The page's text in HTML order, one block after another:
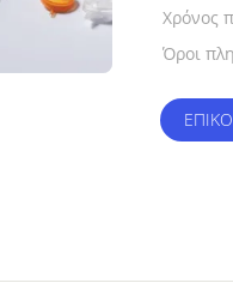
Χρόνος
Όροι